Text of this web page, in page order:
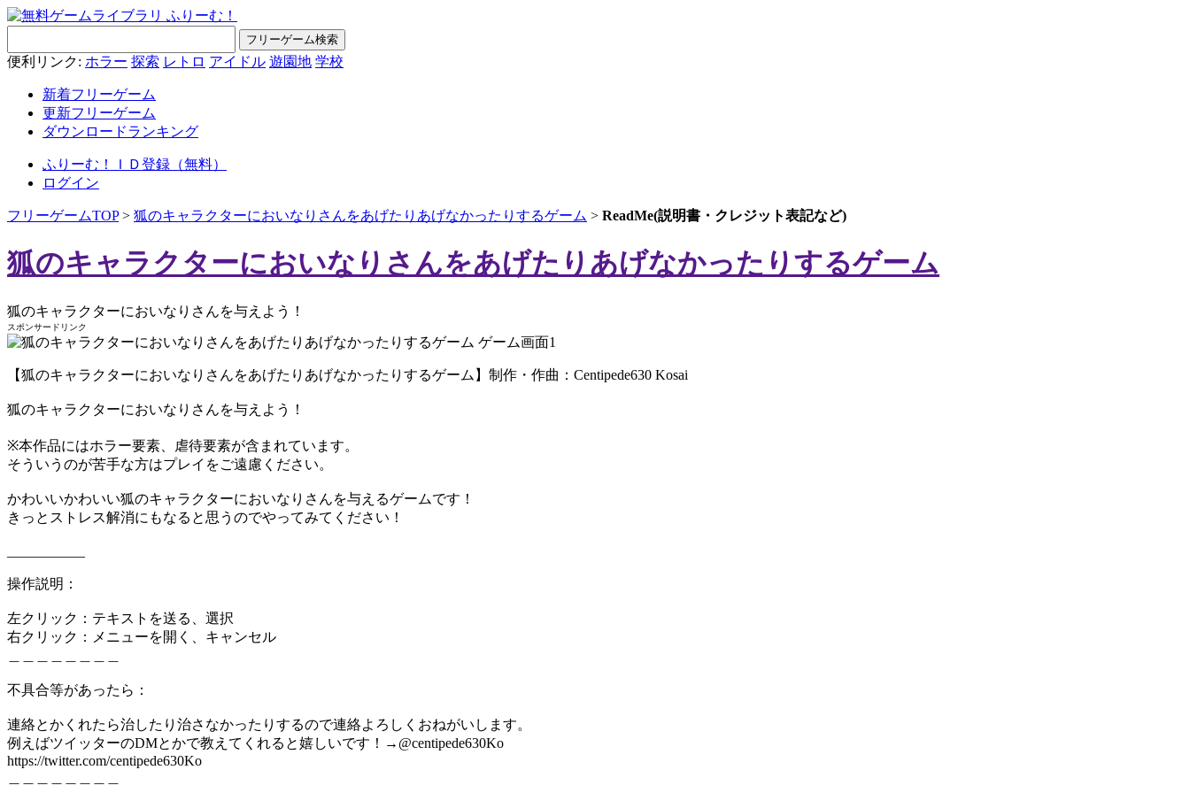
便利リンク: ホラー 探索 レトロ アイドル 遊園地 学校
新着フリーゲーム
更新フリーゲーム
ダウンロードランキング
ふりーむ！ＩＤ登録（無料）
ログイン
フリーゲームTOP> 狐のキャラクターにおいなりさんをあげたりあげなかったりするゲーム > ReadMe(説明書・クレジット表記など)
狐のキャラクターにおいなりさんをあげたりあげなかったりするゲーム
狐のキャラクターにおいなりさんを与えよう！
スポンサードリンク
【狐のキャラクターにおいなりさんをあげたりあげなかったりするゲーム】制作・作曲：Centipede630 Kosai
狐のキャラクターにおいなりさんを与えよう！
※本作品にはホラー要素、虐待要素が含まれています。
そういうのが苦手な方はプレイをご遠慮ください。
かわいいかわいい狐のキャラクターにおいなりさんを与えるゲームです！
きっとストレス解消にもなると思うのでやってみてください！
操作説明：
左クリック：テキストを送る、選択
右クリック：メニューを開く、キャンセル
不具合等があったら：
連絡とかくれたら治したり治さなかったりするので連絡よろしくおねがいします。
例えばツイッターのDMとかで教えてくれると嬉しいです！→@centipede630Ko
https://twitter.com/centipede630Ko